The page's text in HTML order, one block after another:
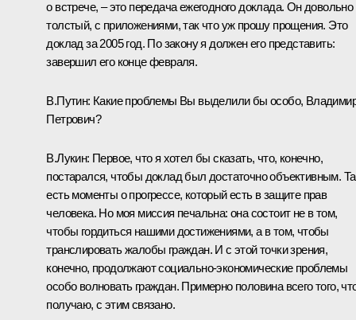
о встрече, – это передача ежегодного доклада. Он довольно
толстый, с приложениями, так что уж прошу прощения. Это
доклад за 2005 год. По закону я должен его представить:
завершил его конце февраля.
В.Путин: Какие проблемы Вы выделили бы особо,
Петрович?
В.Лукин: Первое, что я хотел бы сказать, что, конечно,
постарался, чтобы доклад был достаточно объективным.
есть моменты о прогрессе, который есть в защите прав
человека. Но моя миссия печальна: она состоит не в том,
чтобы гордиться нашими достижениями, а в том, чтобы
транслировать жалобы граждан. И с этой точки зрения,
конечно, продолжают социально-экономические проблемы
особо волновать граждан. Примерно половина всего того,
получаю, с этим связано.